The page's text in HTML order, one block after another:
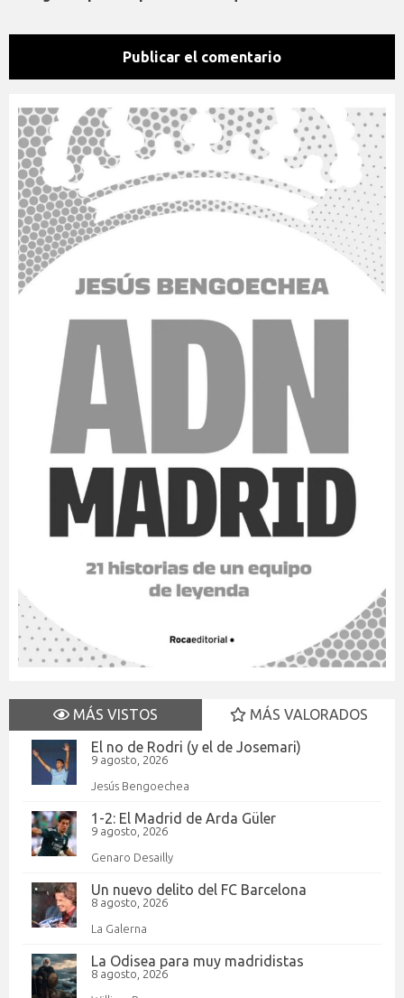
MÁS VISTOS
MÁS VALORADOS
El no de Rodri (y el de Josemari)
9 agosto, 2026
Jesús Bengoechea
1-2: El Madrid de Arda Güler
9 agosto, 2026
Genaro Desailly
Un nuevo delito del FC Barcelona
8 agosto, 2026
La Galerna
La Odisea para muy madridistas
8 agosto, 2026